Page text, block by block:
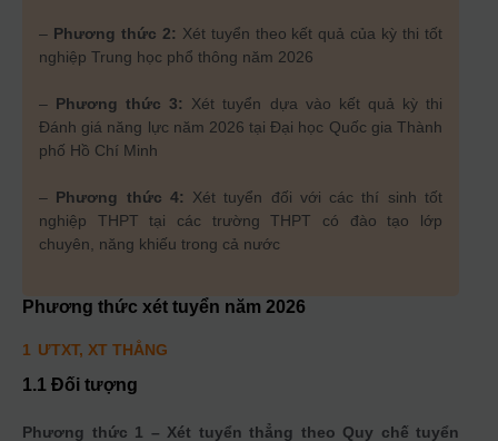
– Phương thức 2: Xét tuyển theo kết quả của kỳ thi tốt
nghiệp Trung học phổ thông năm 2026
– Phương thức 3: Xét tuyển dựa vào kết quả kỳ thi
Đánh giá năng lực năm 2026 tại Đại học Quốc gia Thành
phố Hồ Chí Minh
– Phương thức 4: Xét tuyển đối với các thí sinh tốt
nghiệp THPT tại các trường THPT có đào tạo lớp
chuyên, năng khiếu trong cả nước
Phương thức xét tuyển năm 2026
1 ƯTXT, XT THẲNG
1.1 Đối tượng
Phương thức 1 – Xét tuyển thẳng theo Quy chế tuyển